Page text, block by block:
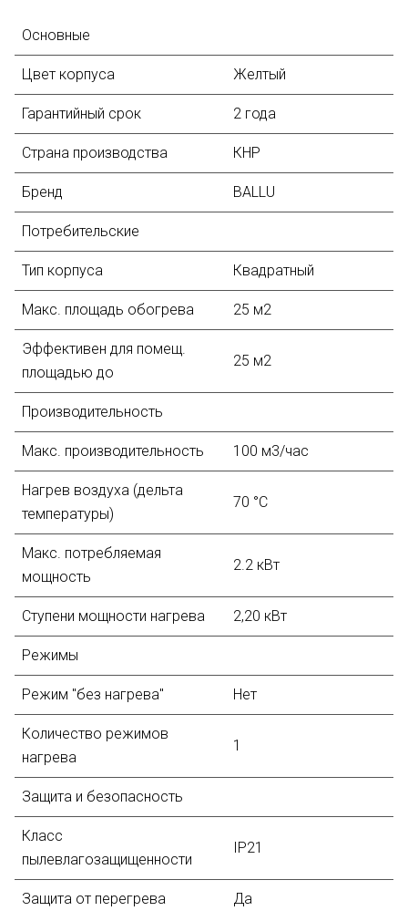
Основные
Цвет корпуса Желтый
Гарантийный срок 2 года
Страна производства КНР
Бренд BALLU
Потребительские
Тип корпуса Квадратный
Макс. площадь обогрева 25 м2
Эффективен для помещ.
площадью до
25 м2
Производительность
Макс. производительность 100 м3/час
Нагрев воздуха (дельта
температуры)
70 °С
Макс. потребляемая
мощность
2.2 кВт
Ступени мощности нагрева 2,20 кВт
Режимы
Режим "без нагрева" Нет
Количество режимов
нагрева
1
Защита и безопасность
Класс
пылевлагозащищенности
IP21
Защита от перегрева Да